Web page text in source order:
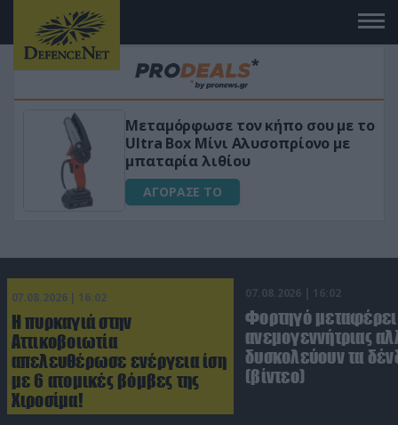
«Μαγική» φόρμουλα τριβόλι +
για αύξηση της λίμπιντο
ΑΓΟΡΑΣΕ ΤΟ
07.08.2026 | 16:02
Η πυρκαγιά στην
Αττικοβοιωτία
απελευθέρωσε ενέργεια ίση
με 6 ατομικές βόμβες της
Χιροσίμα!
07.08.2026 | 16:02
Φορτηγό μεταφέρει
ανεμογεννήτριας
δυσκολεύουν τα
(βίντεο)